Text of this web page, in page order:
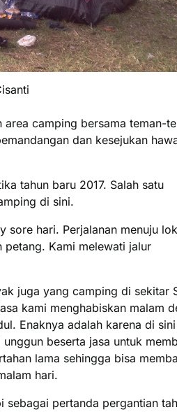
camping bersama teman-
dan kesejukan
tahun baru 2017. Salah satu
di sini.
sore hari. Perjalanan menuju
Kami melewati jalur
juga yang camping di sekitar
kami menghabiskan malam
Enaknya adalah karena di
beserta jasa untuk
lama sehingga bisa
hari.
pertanda pergantian